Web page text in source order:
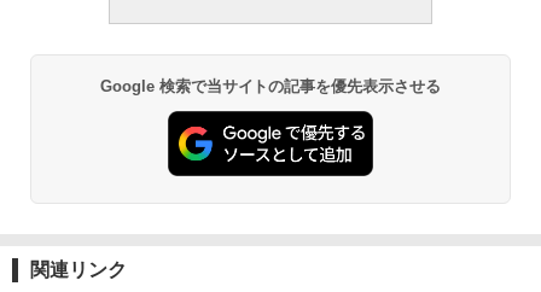
Google 検索で当サイトの記事を優先表示させる
関連リンク